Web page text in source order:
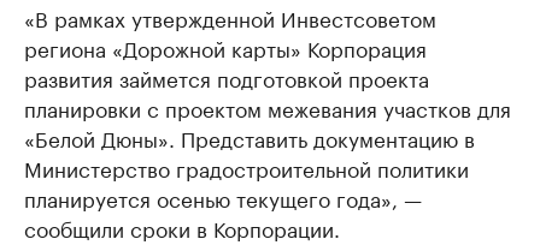
«В рамках утвержденной Инвестсоветом
региона «Дорожной карты» Корпорация
развития займется подготовкой проекта
планировки с проектом межевания участков для
«Белой Дюны». Представить документацию в
Министерство градостроительной политики
планируется осенью текущего года», —
сообщили сроки в Корпорации.